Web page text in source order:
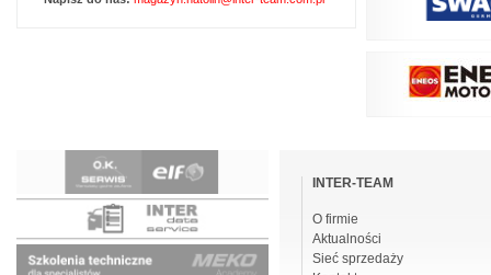
nawigacjeINTER-TEAM
O firmie
Aktualności
Sieć sprzedaży